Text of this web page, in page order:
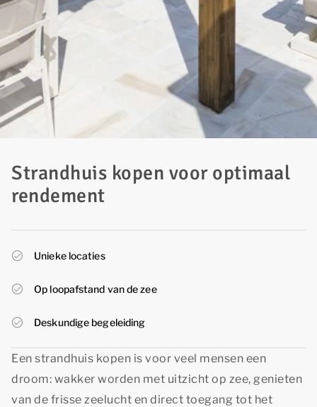
Strandhuis kopen voor optimaal
rendement
Unieke locaties
Op loopafstand van de zee
Deskundige begeleiding
Een strandhuis kopen is voor veel mensen een
droom: wakker worden met uitzicht op zee, genieten
van de frisse zeelucht en direct toegang tot het